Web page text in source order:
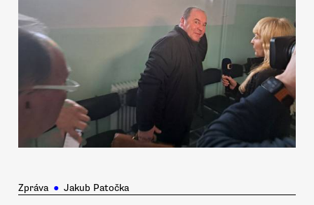
Zpráva ● Jakub Patočka